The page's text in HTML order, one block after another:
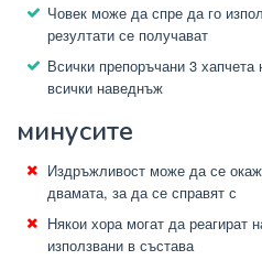
Човек може да спре да го
резултати се получават
Всички препоръчани 3
всички наведнъж
минусите
Издръжливост може да се
двамата, за да се справят с
Някои хора могат да реагират
използвани в състава